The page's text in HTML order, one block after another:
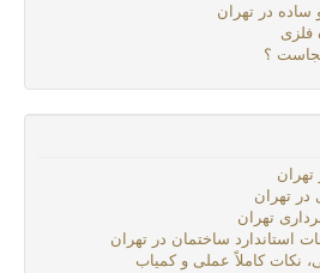
ساده در تهران
؟
تهران
تهران
تهران
استاندارد ساختمان در تهران
کاملاً عملی و کمیاب